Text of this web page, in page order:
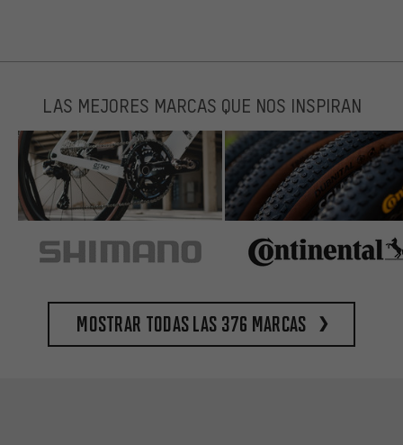
LAS MEJORES MARCAS QUE NOS INSPIRAN
Mostrar todas las 376 marcas